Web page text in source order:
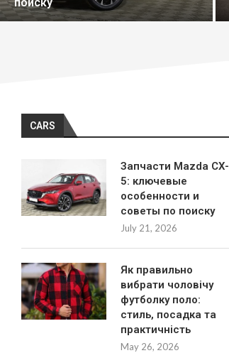
CARS
Запчасти Mazda CX-
5: ключевые
особенности и
советы по поиску
July 21, 2026
Як правильно
вибрати чоловічу
футболку поло:
стиль, посадка та
практичність
May 26, 2026